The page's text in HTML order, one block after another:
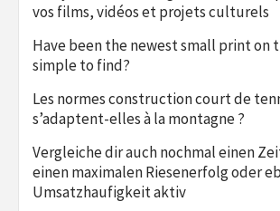
vos films, vidéos et projets culturels
Have been the newest small print on
simple to find?
Les normes construction court de
s’adaptent-elles à la montagne ?
Vergleiche dir auch nochmal einen
einen maximalen Riesenerfolg oder
Umsatzhaufigkeit aktiv